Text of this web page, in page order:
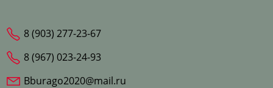
8 (903) 277-23-67
8 (967) 023-24-93
Bburago2020@mail.ru